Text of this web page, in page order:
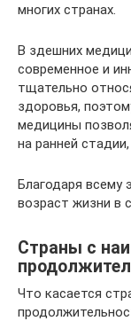
многих странах.
В здешних
современное и
тщательно
здоровья,
медицины
на ранней
Благодаря всему
возраст жизни в
Страны с
Что касается